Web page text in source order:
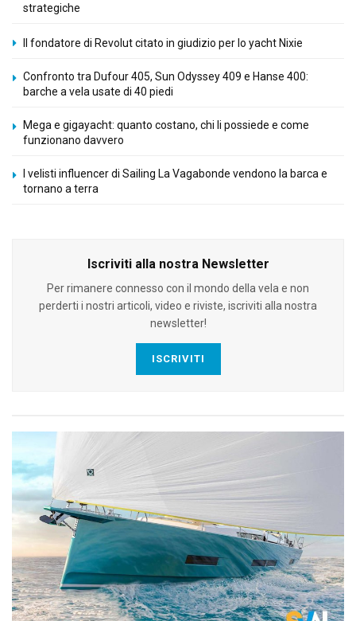
strategiche
Il fondatore di Revolut citato in giudizio per lo yacht Nixie
Confronto tra Dufour 405, Sun Odyssey 409 e Hanse 400:
barche a vela usate di 40 piedi
Mega e gigayacht: quanto costano, chi li possiede e come
funzionano davvero
I velisti influencer di Sailing La Vagabonde vendono la barca e
tornano a terra
Iscriviti alla nostra Newsletter
Per rimanere connesso con il mondo della vela e non
perderti i nostri articoli, video e riviste, iscriviti alla nostra
newsletter!
ISCRIVITI